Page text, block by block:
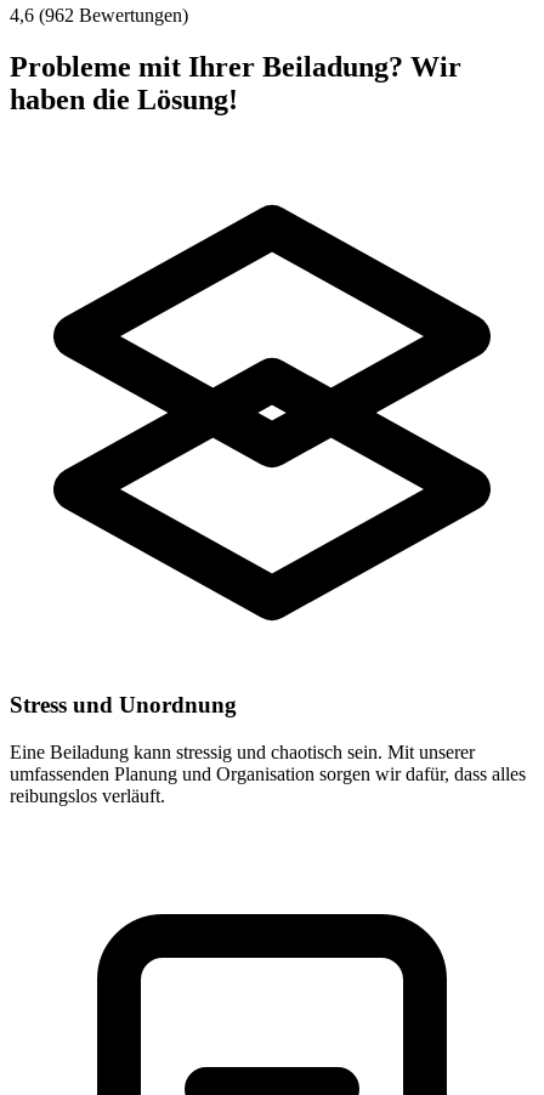
4,6 (962 Bewertungen)
Probleme mit Ihrer Beiladung? Wir
haben die Lösung!
Stress und Unordnung
Eine Beiladung kann stressig und chaotisch sein. Mit unserer
umfassenden Planung und Organisation sorgen wir dafür, dass alles
reibungslos verläuft.